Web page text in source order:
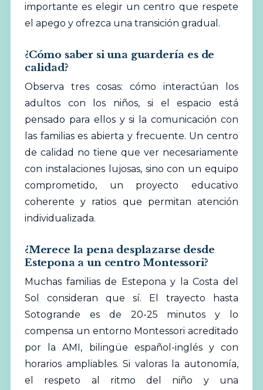
importante es elegir un centro que respete
el apego y ofrezca una transición gradual.
¿Cómo saber si una guardería es de
calidad?
Observa tres cosas: cómo interactúan los
adultos con los niños, si el espacio está
pensado para ellos y si la comunicación con
las familias es abierta y frecuente. Un centro
de calidad no tiene que ver necesariamente
con instalaciones lujosas, sino con un equipo
comprometido, un proyecto educativo
coherente y ratios que permitan atención
individualizada.
¿Merece la pena desplazarse desde
Estepona a un centro Montessori?
Muchas familias de Estepona y la Costa del
Sol consideran que sí. El trayecto hasta
Sotogrande es de 20-25 minutos y lo
compensa un entorno Montessori acreditado
por la AMI, bilingüe español-inglés y con
horarios ampliables. Si valoras la autonomía,
el respeto al ritmo del niño y una